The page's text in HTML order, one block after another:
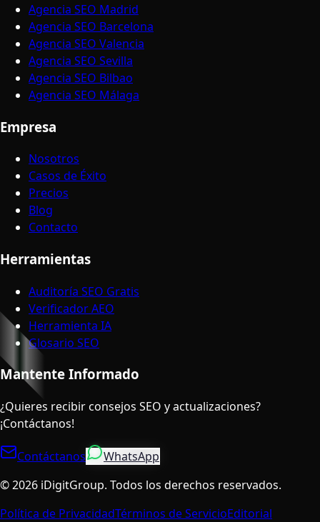
Agencia SEO Madrid
Agencia SEO Barcelona
Agencia SEO Valencia
Agencia SEO Sevilla
Agencia SEO Bilbao
Agencia SEO Málaga
Empresa
Nosotros
Casos de Éxito
Precios
Blog
Contacto
Herramientas
Auditoría SEO Gratis
Verificador AEO
Herramienta IA
Glosario SEO
Mantente Informado
¿Quieres recibir consejos SEO y actualizaciones?
¡Contáctanos!
Contáctanos
WhatsApp
©2026 iDigitGroup. Todos los derechos reservados.
Política de PrivacidadTérminos de ServicioEditorial